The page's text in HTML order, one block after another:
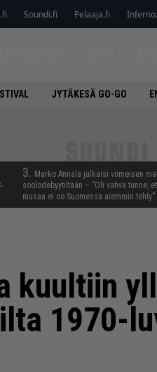
Soundi.fi Pelaaja.fi
JYTÄKESÄ GO-GO
3. Marko Annala julkaisi viimeisen
soolodebyytiltään – ”Oli vahva tunne,
musaa ei oo Suomessa aiemmin tehty”
kuultiin
1970-